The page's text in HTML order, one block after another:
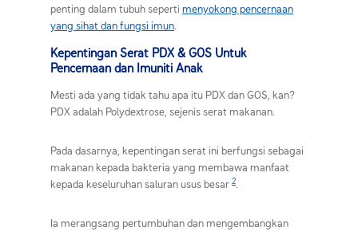
penting dalam tubuh seperti menyokong pencernaan
yang sihat dan fungsi imun.
Kepentingan Serat PDX & GOS Untuk
Pencernaan dan Imuniti Anak
Mesti ada yang tidak tahu apa itu PDX dan GOS, kan?
PDX adalah Polydextrose, sejenis serat makanan.
Pada dasarnya, kepentingan serat ini berfungsi sebagai
makanan kepada bakteria yang membawa manfaat
kepada keseluruhan saluran usus besar 2.
Ia merangsang pertumbuhan dan mengembangkan